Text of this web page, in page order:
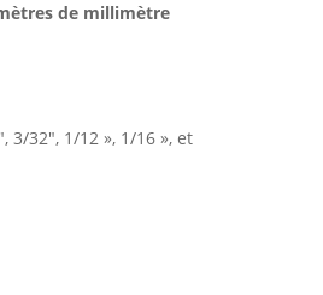
de millimètre
32", 1/12 », 1/16 », et